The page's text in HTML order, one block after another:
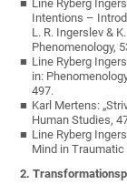
Line Ryberg
Intentions –
L. R. Ingerslev &
Phenomenology,
Line Ryberg
in:
497.
Karl Mertens:
Human Studies,
Line Ryberg
Mind in Traumatic
2.